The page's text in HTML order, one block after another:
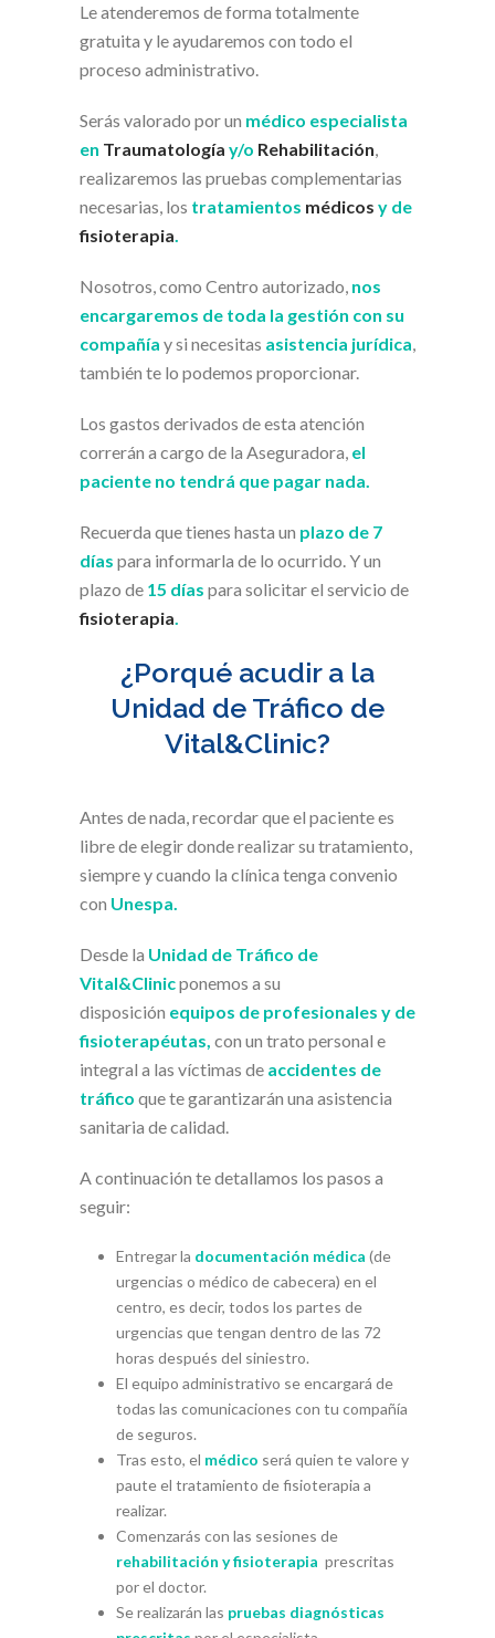
Le atenderemos de forma totalmente
gratuita y le ayudaremos con todo el
proceso administrativo.
Serás valorado por un médico especialista
en Traumatología y/o Rehabilitación,
realizaremos las pruebas complementarias
necesarias, los tratamientos médicos y de
fisioterapia.
Nosotros, como Centro autorizado, nos
encargaremos de toda la gestión con su
compañía y si necesitas asistencia jurídica,
también te lo podemos proporcionar.
Los gastos derivados de esta atención
correrán a cargo de la Aseguradora, el
paciente no tendrá que pagar nada.
Recuerda que tienes hasta un plazo de 7
días para informarla de lo ocurrido. Y un
plazo de 15 días para solicitar el servicio de
fisioterapia.
¿Porqué acudir a la
Unidad de Tráfico de
Vital&Clinic?
Antes de nada, recordar que el paciente es
libre de elegir donde realizar su tratamiento,
siempre y cuando la clínica tenga convenio
con Unespa.
Desde la Unidad de Tráfico de
Vital&Clinicponemos a su
disposición equipos de profesionales y de
fisioterapéutas, con un trato personal e
integral a las víctimas de accidentes de
tráfico que te garantizarán una asistencia
sanitaria de calidad.
A continuación te detallamos los pasos a
seguir:
Entregar la documentación médica (de
urgencias o médico de cabecera) en el
centro, es decir, todos los partes de
urgencias que tengan dentro de las 72
horas después del siniestro.
El equipo administrativo se encargará de
todas las comunicaciones con tu compañía
de seguros.
Tras esto, el médico será quien te valore y
paute el tratamiento de fisioterapia a
realizar.
Comenzarás con las sesiones de
rehabilitación y fisioterapia prescritas
por el doctor.
Se realizarán las pruebas diagnósticas